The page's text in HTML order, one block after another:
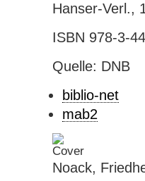
Hanser-Verl.,
ISBN 978-3-
Quelle: DNB
biblio-net
mab2
Noack,